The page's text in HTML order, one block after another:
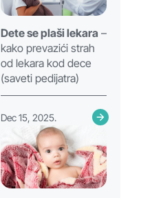
Dete se plaši lekara –
kako prevazići strah
od lekara kod dece
(saveti pedijatra)
Dec 15, 2025.